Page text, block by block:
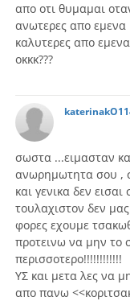
απο οτι θυμαμαι
ανωτερες απο εμενα
καλυτερες απο
οκκκ???
σωστα ...ειμασταν
ανωρημωτητα σου ,
και γενικα δεν
τουλαχιστον δεν
φορες εχουμε
προτεινω να μην το
περισσοτερο!!!!!!!!!!!!
ΥΣ και μετα λες να
απο πανω